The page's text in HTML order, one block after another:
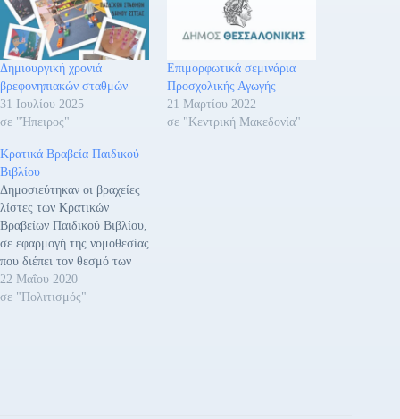
Δημιουργική χρονιά
βρεφονηπιακών σταθμών
31 Ιουλίου 2025
σε "Ήπειρος"
Επιμορφωτικά σεμινάρια
Προσχολικής Αγωγής
21 Μαρτίου 2022
σε "Κεντρική Μακεδονία"
Κρατικά Βραβεία Παιδικού
Βιβλίου
Δημοσιεύτηκαν οι βραχείες
λίστες των Κρατικών
Βραβείων Παιδικού Βιβλίου,
σε εφαρμογή της νομοθεσίας
που διέπει τον θεσμό των
Κρατικών Λογοτεχνικών
Βραβείων (Ν. 3905/2010).
22 Μαΐου 2020
σε "Πολιτισμός"